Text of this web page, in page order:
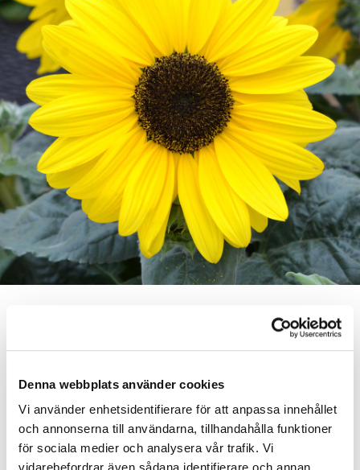
Denna webbplats använder cookies
Vi använder enhetsidentifierare för att anpassa innehållet
och annonserna till användarna, tillhandahålla funktioner
för sociala medier och analysera vår trafik. Vi
Tagetes tenuifolia
En småbladig och småblommig art av Tagetes med ett
betydligt högre växtsätt än de storblommiga arterna. Du
känner enkelt igen doften - den klassiska lite skarpa med
viss pikant citrus.